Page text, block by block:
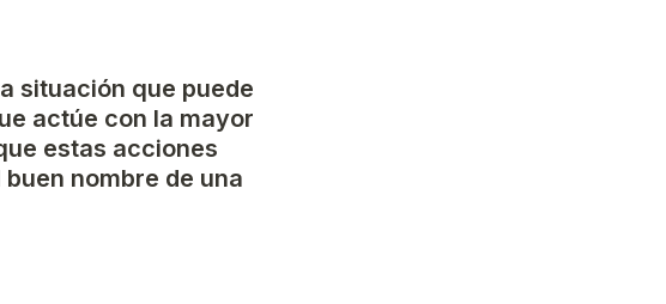
situación que puede
actúe con la mayor
estas acciones
nombre de una